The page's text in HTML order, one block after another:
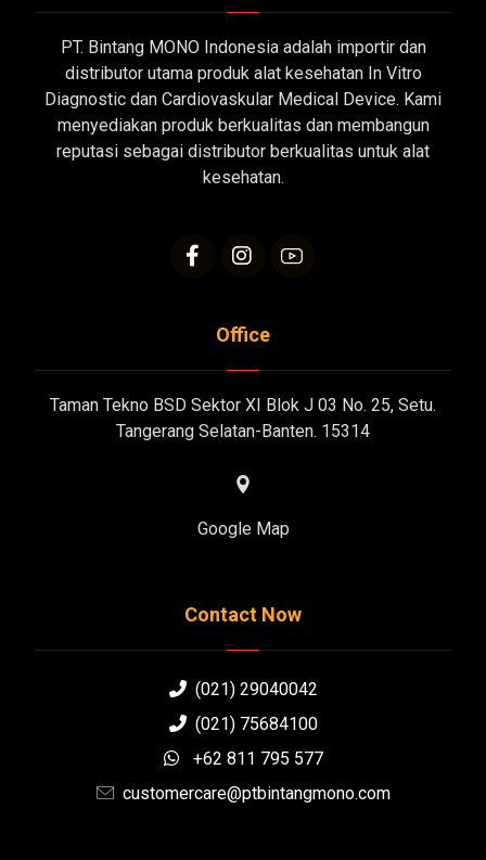
PT. Bintang MONO Indonesia adalah importir dan
distributor utama produk alat kesehatan In Vitro
Diagnostic dan Cardiovaskular Medical Device. Kami
menyediakan produk berkualitas dan membangun
reputasi sebagai distributor berkualitas untuk alat
kesehatan.
Office
Taman Tekno BSD Sektor XI Blok J 03 No. 25, Setu.
Tangerang Selatan-Banten. 15314
Google Map
Contact Now
(021) 29040042
(021) 75684100
+62 811 795 577
customercare@ptbintangmono.com